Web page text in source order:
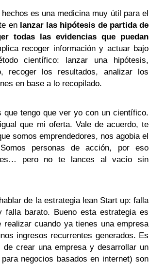
es una medicina muy útil para el
en lanzar las hipótesis de partida de
todas las evidencias que puedan
recoger información y actuar bajo
científico: lanzar una hipótesis,
recoger los resultados, analizar los
en base a lo recopilado.
tengo que ver yo con un científico.
que mi oferta. Vale de acuerdo, te
somos emprendedores, nos agobia el
personas de acción, por eso
pero no te lances al vacío sin
de la estrategia lean Start up: falla
falla barato. Bueno esta estrategia es
realizar cuando ya tienes una empresa
ingresos recurrentes generados. Es
crear una empresa y desarrollar un
negocios basados en internet) son